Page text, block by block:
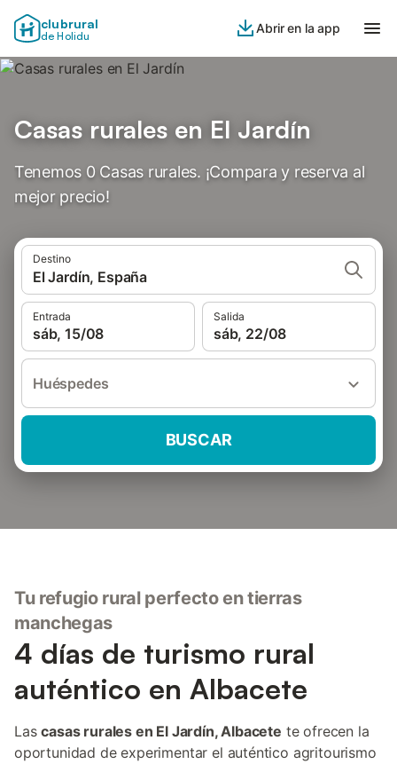
clubrural
de Holidu
Abrir en la app
Casas rurales en El Jardín
Tenemos 0 Casas rurales. ¡Compara y reserva al
mejor precio!
Destino
El Jardín, España
Entrada
sáb, 15/08
Salida
sáb, 22/08
Huéspedes
BUSCAR
Tu refugio rural perfecto en tierras
manchegas
4 días de turismo rural
auténtico en Albacete
Lascasas rurales en El Jardín, Albacete te ofrecen la
oportunidad de experimentar el auténtico agritourismo